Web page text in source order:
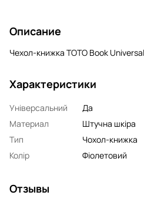
Описание
Чехол-книжка TOTO Book
Характеристики
Універсальний
Да
Материал
Штучна шкіра
Тип
Чохол-книжка
Колір
Фіолетовий
Отзывы